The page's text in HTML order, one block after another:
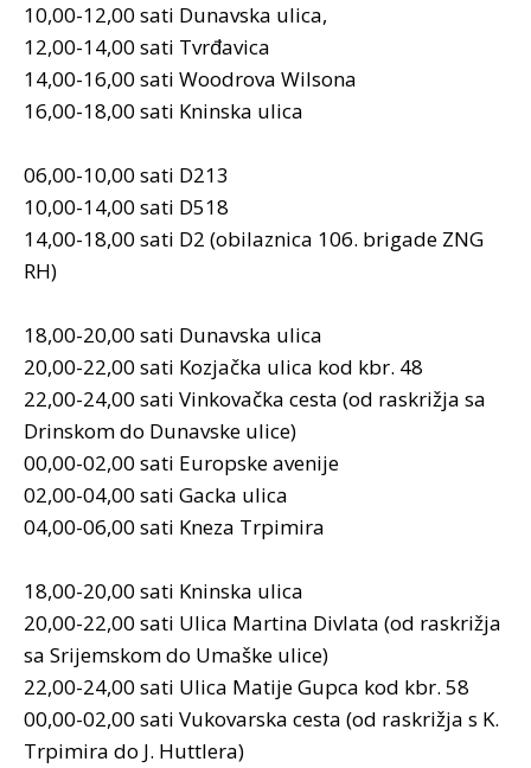
10,00-12,00 sati Dunavska ulica,
12,00-14,00 sati Tvrđavica
14,00-16,00 sati Woodrova Wilsona
16,00-18,00 sati Kninska ulica
06,00-10,00 sati D213
10,00-14,00 sati D518
14,00-18,00 sati D2 (obilaznica 106. brigade ZNG
RH)
18,00-20,00 sati Dunavska ulica
20,00-22,00 sati Kozjačka ulica kod kbr. 48
22,00-24,00 sati Vinkovačka cesta (od raskrižja sa
Drinskom do Dunavske ulice)
00,00-02,00 sati Europske avenije
02,00-04,00 sati Gacka ulica
04,00-06,00 sati Kneza Trpimira
18,00-20,00 sati Kninska ulica
20,00-22,00 sati Ulica Martina Divlata (od raskrižja
sa Srijemskom do Umaške ulice)
22,00-24,00 sati Ulica Matije Gupca kod kbr. 58
00,00-02,00 sati Vukovarska cesta (od raskrižja s K.
Trpimira do J. Huttlera)